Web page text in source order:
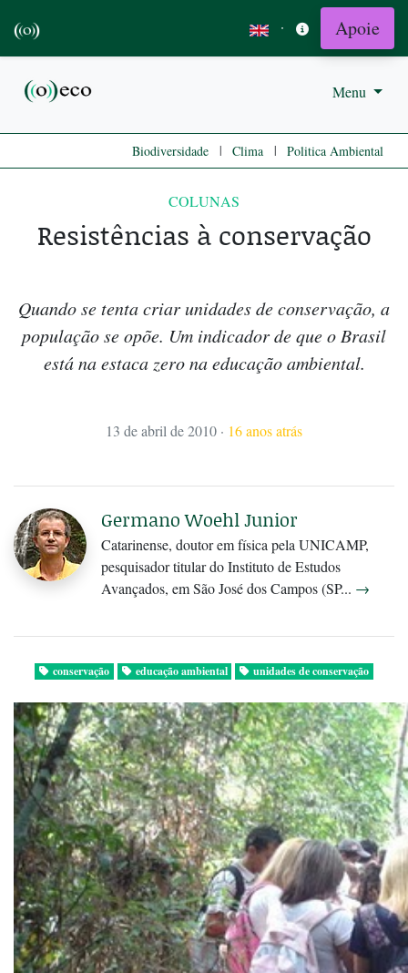
· Apoie
Menu
Biodiversidade | Clima | Politica Ambiental
COLUNAS
Resistências à conservação
Quando se tenta criar unidades de conservação, a
população se opõe. Um indicador de que o Brasil
está na estaca zero na educação ambiental.
13 de abril de 2010 · 16 anos atrás
Germano Woehl Junior
Catarinense, doutor em física pela UNICAMP,
pesquisador titular do Instituto de Estudos
Avançados, em São José dos Campos (SP... →
conservação educação ambiental unidades de conservação